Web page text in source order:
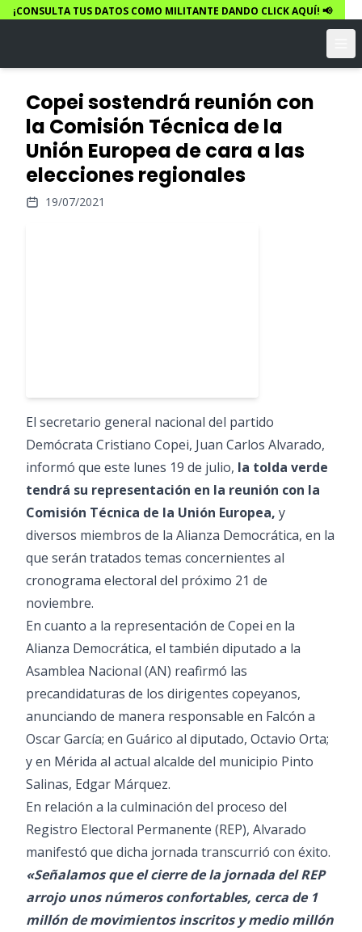
¡CONSULTA TUS DATOS COMO MILITANTE DANDO CLICK AQUÍ! 📢
Copei sostendrá reunión con
la Comisión Técnica de la
Unión Europea de cara a las
elecciones regionales
19/07/2021
El secretario general nacional del partido
Demócrata Cristiano Copei, Juan Carlos Alvarado,
informó que este lunes 19 de julio, la tolda verde
tendrá su representación en la reunión con la
Comisión Técnica de la Unión Europea, y
diversos miembros de la Alianza Democrática, en la
que serán tratados temas concernientes al
cronograma electoral del próximo 21 de
noviembre.
En cuanto a la representación de Copei en la
Alianza Democrática, el también diputado a la
Asamblea Nacional (AN) reafirmó las
precandidaturas de los dirigentes copeyanos,
anunciando de manera responsable en Falcón a
Oscar García; en Guárico al diputado, Octavio Orta;
y en Mérida al actual alcalde del municipio Pinto
Salinas, Edgar Márquez.
En relación a la culminación del proceso del
Registro Electoral Permanente (REP), Alvarado
manifestó que dicha jornada transcurrió con éxito.
«Señalamos que el cierre de la jornada del REP
arrojo unos números confortables, cerca de 1
millón de movimientos inscritos y medio millón